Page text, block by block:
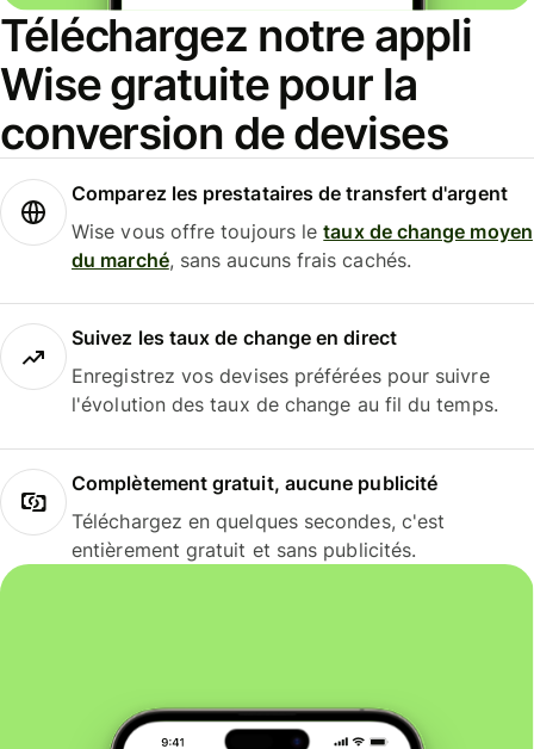
Téléchargez notre appli
Wise gratuite pour la
conversion de devises
Comparez les prestataires de transfert d'argent
Wise vous offre toujours letaux de change moyen
du marché, sans aucuns frais cachés.
Suivez les taux de change en direct
Enregistrez vos devises préférées pour suivre
l'évolution des taux de change au fil du temps.
Complètement gratuit, aucune publicité
Téléchargez en quelques secondes, c'est
entièrement gratuit et sans publicités.